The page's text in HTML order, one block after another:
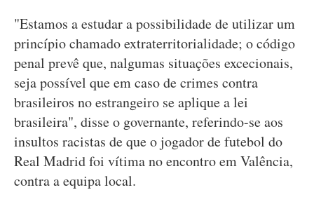
"Estamos a estudar a possibilidade de utilizar um
princípio chamado extraterritorialidade; o código
penal prevê que, nalgumas situações excecionais,
seja possível que em caso de crimes contra
brasileiros no estrangeiro se aplique a lei
brasileira", disse o governante, referindo-se aos
insultos racistas de que o jogador de futebol do
Real Madrid foi vítima no encontro em Valência,
contra a equipa local.